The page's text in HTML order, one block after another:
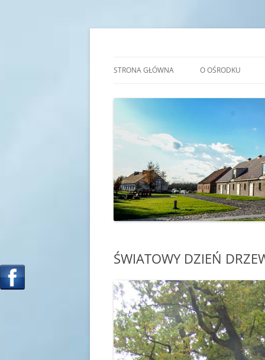
Przejdź
STRONA GŁÓWNA O OŚRODKU
KADRA
SALE EDUKACYJNE
ŚWIATOWY DZIEŃ